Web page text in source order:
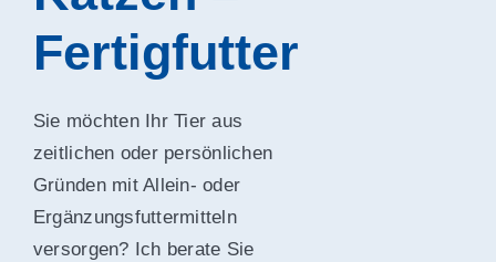
Fertigfutter
Sie möchten Ihr Tier aus
zeitlichen oder persönlichen
Gründen mit Allein- oder
Ergänzungsfuttermitteln
versorgen? Ich berate Sie